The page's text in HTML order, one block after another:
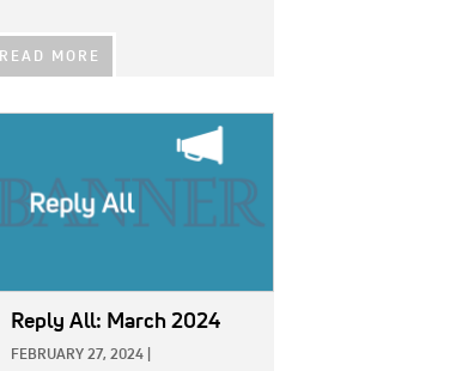
READ MORE
Reply All: March 2024
FEBRUARY 27, 2024